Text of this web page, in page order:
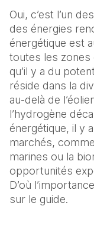
Oui, c’est l’un
des énergies
énergétique est
toutes les zones
qu’il y a du
réside dans la
au-delà de
l’hydrogène
énergétique, il y
marchés,
marines ou la
opportunités
D’où
sur le guide.